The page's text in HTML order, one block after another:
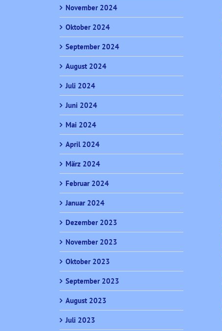
November 2024
Oktober 2024
September 2024
August 2024
Juli 2024
Juni 2024
Mai 2024
April 2024
März 2024
Februar 2024
Januar 2024
Dezember 2023
November 2023
Oktober 2023
September 2023
August 2023
Juli 2023